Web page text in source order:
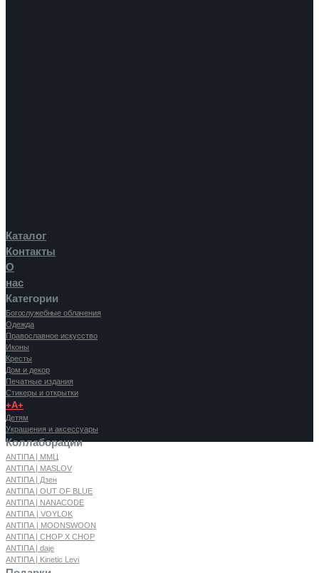
Каталог
Контакты
О
нас
Категории
Богослужебные облачения
Одежда
Православное искусство
Иконы
Кресты
Дом и декор
Печатные издания
Стикеры и открытки
+А+
Детям
Украшения и аксессуары
Коллаборации
ANTIПA | ММЦ
ANTIПA | MASLOV
ANTIПA | Дзен
ANTIПA | OUT OF BLUE
ANTIПA | NANACODE
ANTIПА | VOYLOK
ANTIПА | MOONSWOON
ANTIПA | CHOP X CHOP
ANTIПA | daje
ANTIПA | Kinetic Levi